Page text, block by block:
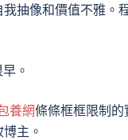
抽像和價值不雅。
。
養網條條框框限制
主。